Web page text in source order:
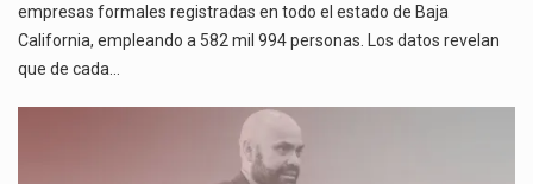
empresas formales registradas en todo el estado de Baja
California, empleando a 582 mil 994 personas. Los datos revelan
que de cada…